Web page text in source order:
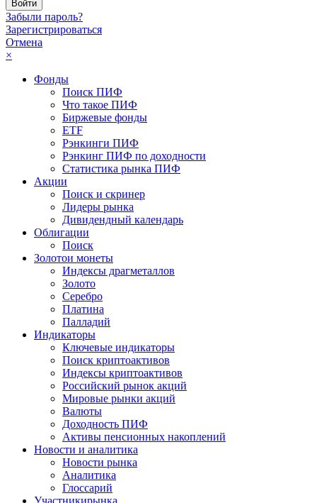
Забыли пароль?
Зарегистрироваться
Отмена
×
Фонды
Поиск ПИФ
Что такое ПИФ
Биржевые фонды
ETF
Рэнкинги ПИФ
Рэнкинг ПИФ по доходности
Статистика рынка ПИФ
Акции
Поиск и скринер
Лидеры рынка
Дивидендный календарь
Облигации
Поиск
Золотои монеты
Индексы драгметаллов
Золото
Серебро
Платина
Палладий
Индикаторы
Ключевые индикаторы
Поиск криптоактивов
Индексы криптоактивов
Российский рынок акций
Мировые рынки акций
Валюты
Доходность ПИФ
Активы пенсионных накоплений
Новости и аналитика
Новости рынка
Аналитика
Глоссарий
Участникирынка